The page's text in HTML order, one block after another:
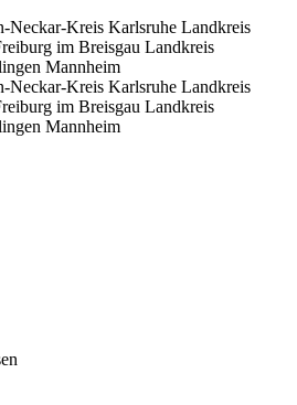
Neckar-Kreis Karlsruhe Landkreis
im Breisgau Landkreis
Mannheim
Neckar-Kreis Karlsruhe Landkreis
im Breisgau Landkreis
Mannheim